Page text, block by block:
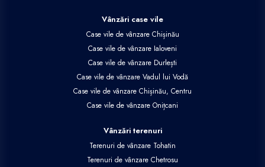
Vânzări case vile
Case vile de vânzare Chișinău
Case vile de vânzare Ialoveni
Case vile de vânzare Durlești
Case vile de vânzare Vadul lui Vodă
Case vile de vânzare Chișinău, Centru
Case vile de vânzare Onițcani
Vânzări terenuri
Terenuri de vânzare Tohatin
Terenuri de vânzare Chetrosu